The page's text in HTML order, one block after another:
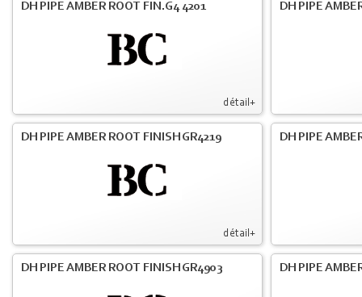
détail+
DH PIPE AMBER ROOT FIN.G4 4201 DH PIPE
détail+
DH PIPE AMBER ROOT FINISH GR4219 DH PIPE
DH PIPE AMBER ROOT FINISH GR4903 DH PIPE